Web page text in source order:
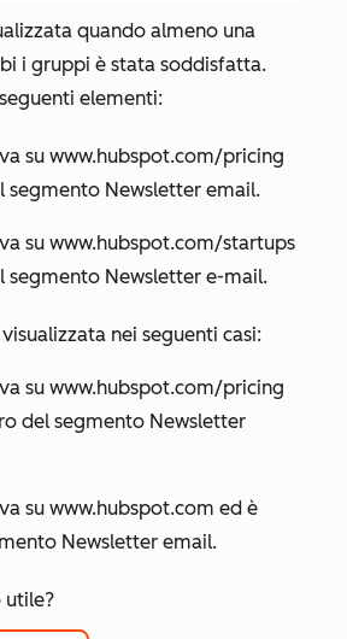
quando almeno una
i gruppi è stata soddisfatta.
elementi:
su www.hubspot.com/pricing
segmento Newsletter email.
su www.hubspot.com/startups
segmento Newsletter e-mail.
nei seguenti casi:
su www.hubspot.com/pricing
del segmento Newsletter
su www.hubspot.com ed è
Newsletter email.
utile?